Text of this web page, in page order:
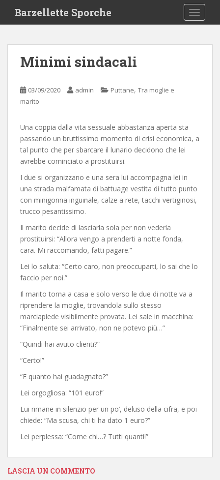
i
Barzellette Sporche
Minimi sindacali
03/09/2020 admin Puttane, Tra moglie e
marito
Una coppia dalla vita sessuale abbastanza aperta sta
passando un bruttissimo momento di crisi economica, a
tal punto che per sbarcare il lunario decidono che lei
avrebbe cominciato a prostituirsi.
I due si organizzano e una sera lui accompagna lei in
una strada malfamata di battuage vestita di tutto punto
con minigonna inguinale, calze a rete, tacchi vertiginosi,
trucco pesantissimo.
Il marito decide di lasciarla sola per non vederla
prostituirsi: “Allora vengo a prenderti a notte fonda,
cara. Mi raccomando, fatti pagare.”
Lei lo saluta: “Certo caro, non preoccuparti, lo sai che lo
faccio per noi.”
Il marito torna a casa e solo verso le due di notte va a
riprendere la moglie, trovandola sullo stesso
marciapiede visibilmente provata. Lei sale in macchina:
“Finalmente sei arrivato, non ne potevo più…”
“Quindi hai avuto clienti?”
“Certo!”
“E quanto hai guadagnato?”
Lei orgogliosa: “101 euro!”
Lui rimane in silenzio per un po’, deluso della cifra, e poi
chiede: “Ma scusa, chi ti ha dato 1 euro?”
Lei perplessa: “Come chi…? Tutti quanti!”
LASCIA UN COMMENTO